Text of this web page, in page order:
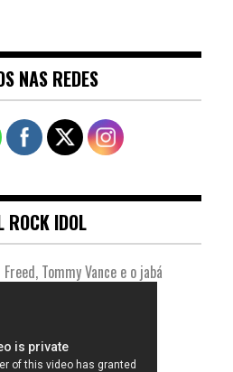
NAS REDES
ROCK IDOL
Tommy Vance e o jabá